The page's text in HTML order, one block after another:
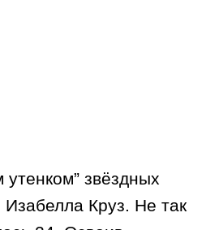
звёздных
Изабелла Круз. Не так